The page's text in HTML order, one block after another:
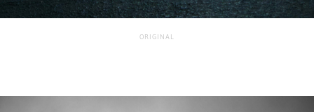
ORIGINAL